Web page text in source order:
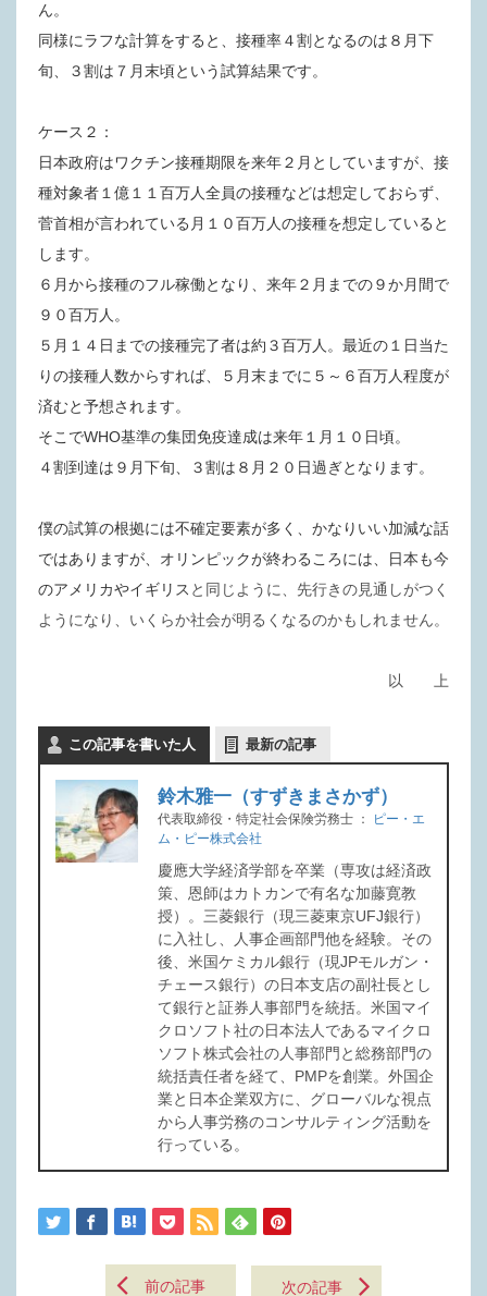
ん。
同様にラフな計算をすると、接種率４割となるのは８月下
旬、３割は７月末頃という試算結果です。
ケース２：
日本政府はワクチン接種期限を来年２月としていますが、接
種対象者１億１１百万人全員の接種などは想定しておらず、
菅首相が言われている月１０百万人の接種を想定していると
します。
６月から接種のフル稼働となり、来年２月までの９か月間で
９０百万人。
５月１４日までの接種完了者は約３百万人。最近の１日当た
りの接種人数からすれば、５月末までに５～６百万人程度が
済むと予想されます。
そこでWHO基準の集団免疫達成は来年１月１０日頃。
４割到達は９月下旬、３割は８月２０日過ぎとなります。
僕の試算の根拠には不確定要素が多く、かなりいい加減な話
ではありますが、オリンピックが終わるころには、日本も今
のアメリカやイギリス と同じように、先行きの見通しがつく
ようになり、いくらか社会が明るくなるのかもしれません。
以 上
この記事を書いた人 最新の記事
鈴木雅一（すずきまさかず）
代表取締役・特定社会保険労務士 ：
ピー・エ
ム・ピー株式会社
慶應大学経済学部を卒業（専攻は経済政
策、恩師はカトカンで有名な加藤寛教
授）。三菱銀行（現三菱東京UFJ銀行）
に入社し、人事企画部門他を経験。その
後、米国ケミカル銀行（現JPモルガン・
チェース銀行）の日本支店の副社長とし
て銀行と証券人事部門を統括。米国マイ
クロソフト社の日本法人であるマイクロ
ソフト株式会社の人事部門と総務部門の
統括責任者を経て、PMPを創業。外国企
業と日本企業双方に、グローバルな視点
から人事労務のコンサルティング活動を
行っている。
前の記事 次の記事